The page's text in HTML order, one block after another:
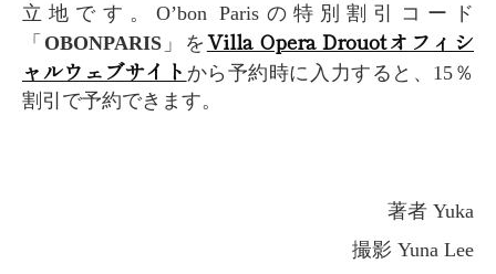
立地です。O’bon Parisの特別割引コード
「 OBONPARIS」を Villa Opera Drouotオフィシ
ャルウェブサイト から予約時に入力すると、15％
割引で予約できます。
著者 Yuka
撮影 Yuna Lee